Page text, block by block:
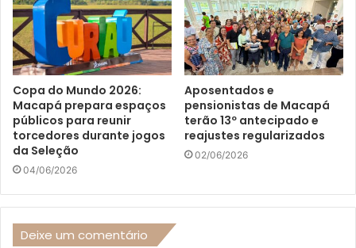
Copa do Mundo 2026:
Macapá prepara espaços
públicos para reunir
torcedores durante jogos
da Seleção
04/06/2026
Aposentados e
pensionistas de Macapá
terão 13º antecipado e
reajustes regularizados
02/06/2026
Deixe um comentário